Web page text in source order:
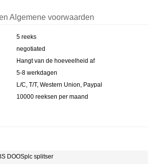
Algemene voorwaarden
5 reeks
negotiated
Hangt van de hoeveelheid af
5-8 werkdagen
L/C, T/T, Western Union, Paypal
10000 reeksen per maand
DOOSplc splitser